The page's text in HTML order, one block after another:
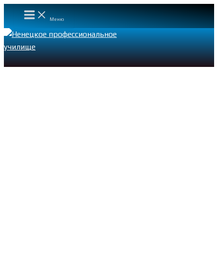
Перейти
к
содержимому
Main
Menu
Меню